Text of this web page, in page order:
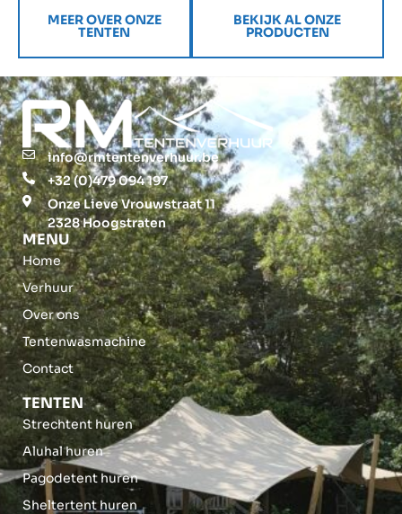
MEER OVER ONZE
TENTEN
BEKIJK AL ONZE
PRODUCTEN
info@rmtentenverhuur.be
+32 (0)479 094 197
Onze Lieve Vrouwstraat 11
2328 Hoogstraten
MENU
Home
Verhuur
Over ons
Tentenwasmachine
Contact
TENTEN
Strechtent huren
Aluhal huren
Pagodetent huren
Sheltertent huren